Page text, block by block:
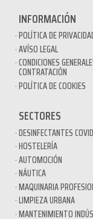
INFORMACIÓN
POLÍTICA DE
AVÍSO LEGAL
CONDICIONES
CONTRATACIÓN
POLÍTICA DE COOKIES
SECTORES
DESINFECTANTES
HOSTELERÍA
AUTOMOCIÓN
NÁUTICA
MAQUINARIA
LIMPIEZA URBANA
MANTENIMIENTO